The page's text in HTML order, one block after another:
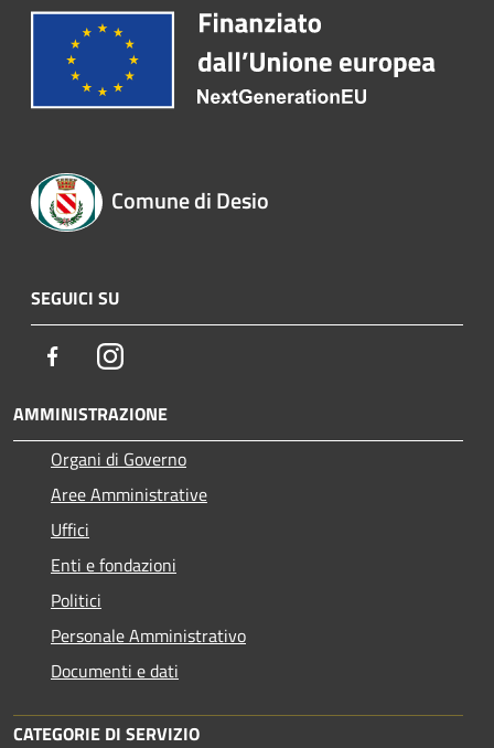
Comune di Desio
SEGUICI SU
FacebookInstagram
AMMINISTRAZIONE
Organi di Governo
Aree Amministrative
Uffici
Enti e fondazioni
Politici
Personale Amministrativo
Documenti e dati
CATEGORIE DI SERVIZIO